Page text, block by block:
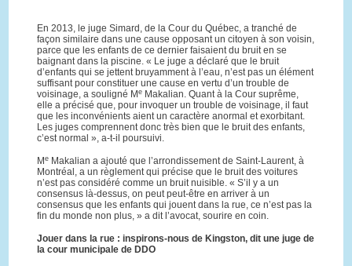
En 2013, le juge Simard, de la Cour du Québec, a tranché de
façon similaire dans une cause opposant un citoyen à son voisin,
parce que les enfants de ce dernier faisaient du bruit en se
baignant dans la piscine. « Le juge a déclaré que le bruit
d’enfants qui se jettent bruyamment à l’eau, n’est pas un élément
suffisant pour constituer une cause en vertu d’un trouble de
voisinage, a souligné M eMakalian. Quant à la Cour suprême,
elle a précisé que, pour invoquer un trouble de voisinage, il faut
que les inconvénients aient un caractère anormal et exorbitant.
Les juges comprennent donc très bien que le bruit des enfants,
c’est normal », a-t-il poursuivi.
M eMakalian a ajouté que l’arrondissement de Saint-Laurent, à
Montréal, a un règlement qui précise que le bruit des voitures
n’est pas considéré comme un bruit nuisible. « S’il y a un
consensus là-dessus, on peut peut-être en arriver à un
consensus que les enfants qui jouent dans la rue, ce n’est pas la
fin du monde non plus, » a dit l’avocat, sourire en coin.
Jouer dans la rue : inspirons-nous de Kingston, dit une juge de
la cour municipale de DDO